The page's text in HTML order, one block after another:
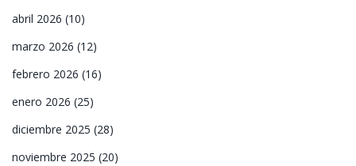
abril 2026 (10)
marzo 2026 (12)
febrero 2026 (16)
enero 2026 (25)
diciembre 2025 (28)
noviembre 2025 (20)